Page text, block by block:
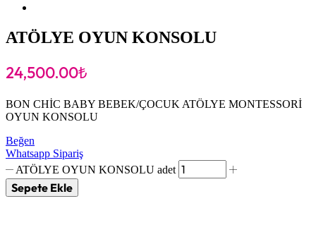
ATÖLYE OYUN KONSOLU
24,500.00₺
BON CHİC BABY BEBEK/ÇOCUK ATÖLYE MONTESSORİ
OYUN KONSOLU
Beğen
Whatsapp Sipariş
ATÖLYE OYUN KONSOLU adet
Sepete Ekle